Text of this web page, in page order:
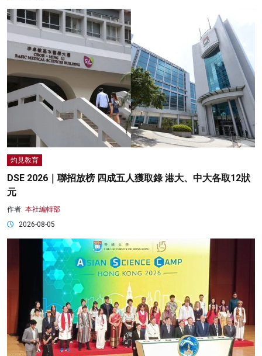
灼見教育
DSE 2026｜聯招放榜 四成五人獲取錄 港大、中大各取12狀
元
作者: 本社編輯部
2026-08-05